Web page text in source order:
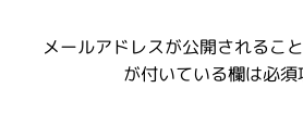
メールアドレスが公開されるこ
が付いている欄は必須